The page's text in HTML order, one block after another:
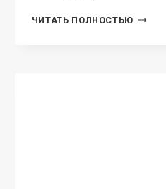
ЧИТАТЬ ПОЛНОСТЬЮ НА